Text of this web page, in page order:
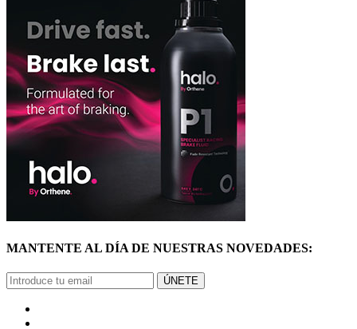
MANTENTE AL DÍA DE NUESTRAS NOVEDADES:
ÚNETE